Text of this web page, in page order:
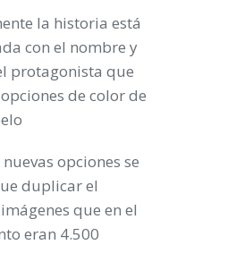
la historia está
con el nombre y
protagonista que
de color de
opciones se
duplicar el
que en el
eran 4.500